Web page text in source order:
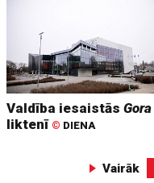
Valdība iesaistāsGora
liktenī © DIENA
Vairāk